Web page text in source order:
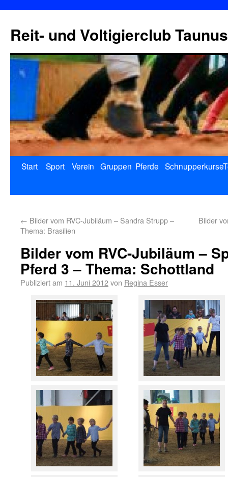
Reit- und Voltigierclub
Start Sport Verein Gruppen Pferde Schnupperkurse
← Bilder vom RVC-Jubiläum – Sandra Strupp –
Thema: Brasilien
Bilder
Bilder vom RVC-Jubiläum –
Pferd 3 – Thema: Schottland
Publiziert am 11. Juni 2012von Regina Esser